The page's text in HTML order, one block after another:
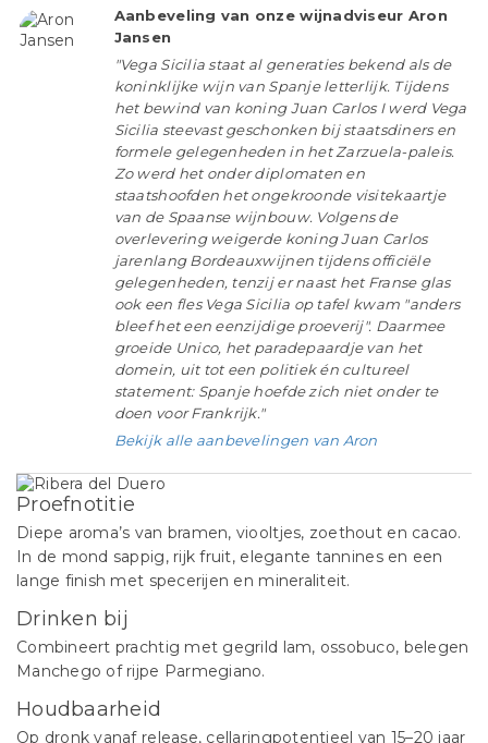
Aanbeveling van onze wijnadviseur Aron
Jansen
"Vega Sicilia staat al generaties bekend als de
koninklijke wijn van Spanje letterlijk. Tijdens
het bewind van koning Juan Carlos I werd Vega
Sicilia steevast geschonken bij staatsdiners en
formele gelegenheden in het Zarzuela-paleis.
Zo werd het onder diplomaten en
staatshoofden het ongekroonde visitekaartje
van de Spaanse wijnbouw. Volgens de
overlevering weigerde koning Juan Carlos
jarenlang Bordeauxwijnen tijdens officiële
gelegenheden, tenzij er naast het Franse glas
ook een fles Vega Sicilia op tafel kwam "anders
bleef het een eenzijdige proeverij". Daarmee
groeide Unico, het paradepaardje van het
domein, uit tot een politiek én cultureel
statement: Spanje hoefde zich niet onder te
doen voor Frankrijk."
Bekijk alle aanbevelingen van Aron
Proefnotitie
Diepe aroma’s van bramen, viooltjes, zoethout en cacao.
In de mond sappig, rijk fruit, elegante tannines en een
lange finish met specerijen en mineraliteit.
Drinken bij
Combineert prachtig met gegrild lam, ossobuco, belegen
Manchego of rijpe Parmegiano.
Houdbaarheid
Op dronk vanaf release, cellaringpotentieel van 15–20 jaar